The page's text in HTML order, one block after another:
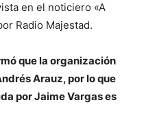
en el noticiero «A
Radio Majestad.
que la organización
Arauz, por lo que
por Jaime Vargas es